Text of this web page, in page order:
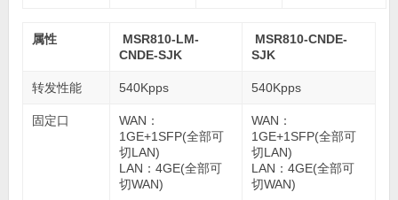
属性
MSR810-LM-
CNDE-SJK
MSR810-CNDE-
SJK
转发性能 540Kpps 540Kpps
固定口
WAN：
1GE+1SFP(全部可
切LAN)
LAN：4GE(全部可
切WAN)
WAN：
1GE+1SFP(全部可
切LAN)
LAN：4GE(全部可
切WAN)